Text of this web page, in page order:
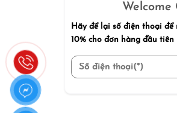
Welcome
Hãy để lại số điện thoại để
10% cho đơn hàng đầu tiên